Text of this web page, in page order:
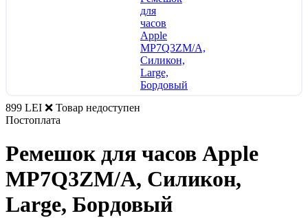
899 LEI ❌ Товар недоступен
Постоплата
Ремешок для часов Apple
MP7Q3ZM/A, Силикон,
Large, Бордовый